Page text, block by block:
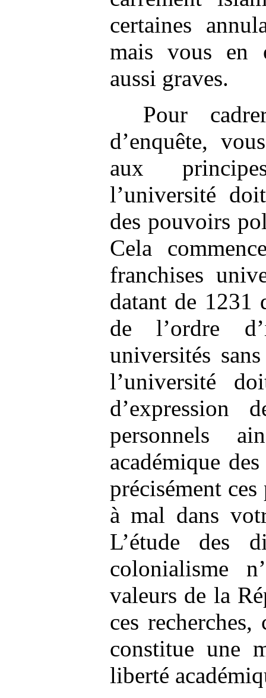
certaines
mais vous en
aussi graves.
Pour
d’enquête,
aux
l’université
des pouvoirs
Cela
franchises
datant de 1231
de l’ordre
universités
l’université
d’expression
personnels
académique
précisément
à mal dans
L’étude des
colonialisme
valeurs de la
ces
constitue une
liberté